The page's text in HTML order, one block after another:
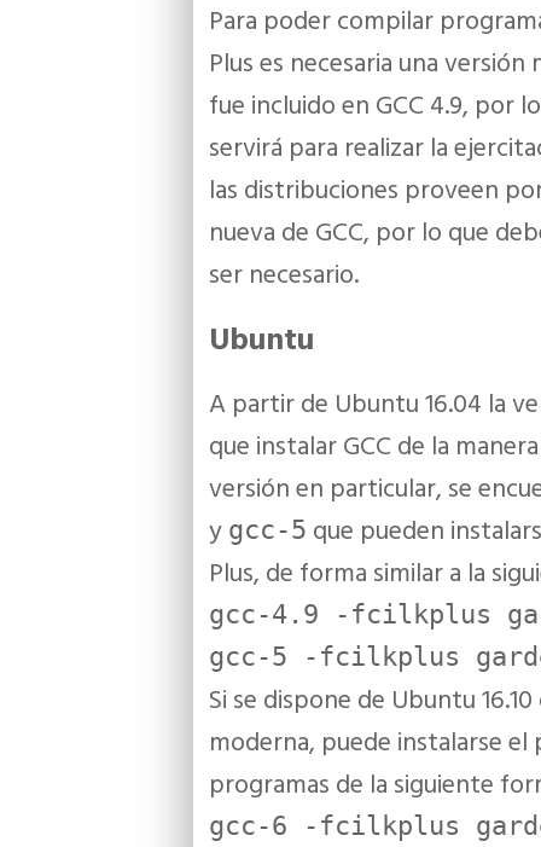
Para poder compilar
Plus es necesaria una
fue incluido en GCC 4.9, por
servirá para realizar la
las distribuciones proveen
nueva de GCC, por lo que
ser necesario.
Ubuntu
A partir de Ubuntu 16.04 la
que instalar GCC de la
versión en particular, se
y gcc-5 que pueden
Plus, de forma similar a la
gcc-4.9 -fcilkplus
gcc-5 -fcilkplus
Si se dispone de Ubuntu
moderna, puede instalarse
programas de la siguiente
gcc-6 -fcilkplus